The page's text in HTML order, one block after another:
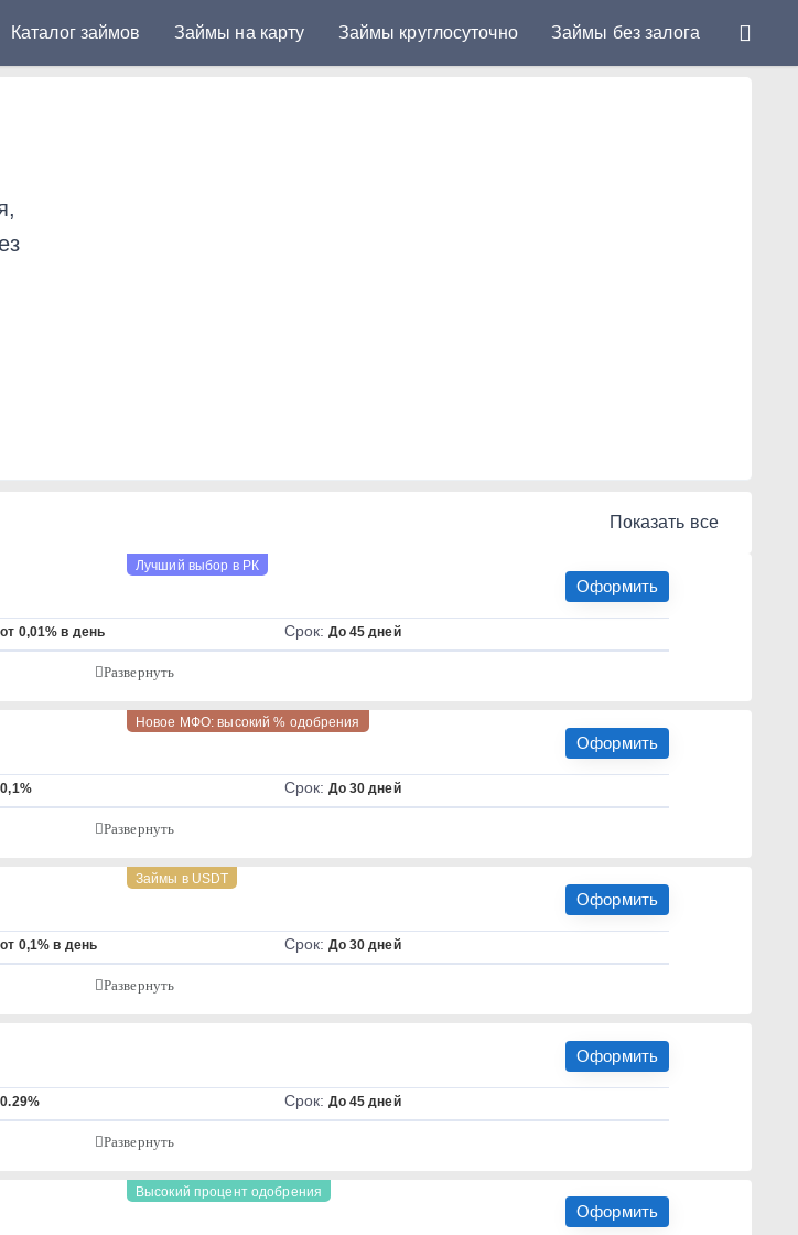
Каталог займов Займы на карту Займы круглосуточно Займы без залога
₸
Быстро ·
Показать все
Лучший выбор в РК
Оформить
от 0,01% в день Срок: До 45 дней
Новое МФО: высокий % одобрения
Оформить
0,1% Срок: До 30 дней
Займы в USDT
Оформить
от 0,1% в день Срок: До 30 дней
Оформить
0.29% Срок: До 45 дней
Высокий процент одобрения
Оформить